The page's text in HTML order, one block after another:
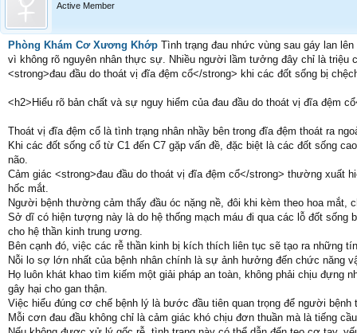
Active Member
Phòng Khám Cơ Xương Khớp Tình trạng đau nhức vùng sau gáy lan
vì không rõ nguyên nhân thực sự. Nhiều người lầm tưởng đây chỉ là triệu
<strong>đau đầu do thoát vị đĩa đệm cổ</strong> khi các đốt sống bị
<h2>Hiểu rõ bản chất và sự nguy hiểm của đau đầu do thoát vị đĩa đệm
Thoát vị đĩa đệm cổ là tình trạng nhân nhầy bên trong đĩa đệm thoát ra
Khi các đốt sống cổ từ C1 đến C7 gặp vấn đề, đặc biệt là các đốt sống
não.
Cảm giác <strong>đau đầu do thoát vị đĩa đệm cổ</strong> thường xuất
hốc mắt.
Người bệnh thường cảm thấy đầu óc nặng nề, đôi khi kèm theo hoa mắt,
Sở dĩ có hiện tượng này là do hệ thống mạch máu đi qua các lỗ đốt sống
cho hệ thần kinh trung ương.
Bên cạnh đó, việc các rễ thần kinh bị kích thích liên tục sẽ tạo ra những
Nỗi lo sợ lớn nhất của bệnh nhân chính là sự ảnh hưởng đến chức năng
Họ luôn khát khao tìm kiếm một giải pháp an toàn, không phải chịu đựng
gây hại cho gan thận.
Việc hiểu đúng cơ chế bệnh lý là bước đầu tiên quan trọng để người
Mỗi cơn đau đầu không chỉ là cảm giác khó chịu đơn thuần mà là tiếng